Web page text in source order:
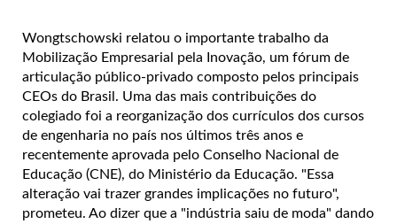
Wongtschowski relatou o importante trabalho da
Mobilização Empresarial pela Inovação, um fórum de
articulação público-privado composto pelos principais
CEOs do Brasil. Uma das mais contribuições do
colegiado foi a reorganização dos currículos dos cursos
de engenharia no país nos últimos três anos e
recentemente aprovada pelo Conselho Nacional de
Educação (CNE), do Ministério da Educação. "Essa
alteração vai trazer grandes implicações no futuro",
prometeu. Ao dizer que a "indústria saiu de moda" dando